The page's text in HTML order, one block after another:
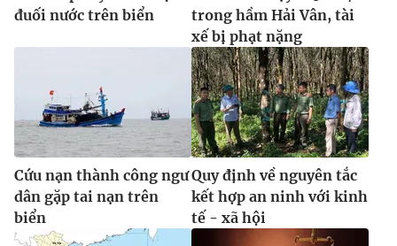
đuối nước trên biển
trong hầm Hải Vân, tài
xế bị phạt nặng
Cứu nạn thành công ngư
dân gặp tai nạn trên
biển
Quy định về nguyên tắc
kết hợp an ninh với kinh
tế - xã hội